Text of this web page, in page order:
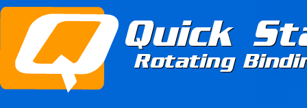
Jump to Content
Quick
Rotating